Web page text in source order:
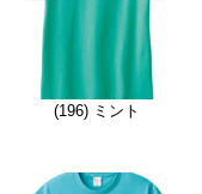
(196) ミント